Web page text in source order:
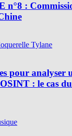
:
Tylane
pour analyser
: le cas